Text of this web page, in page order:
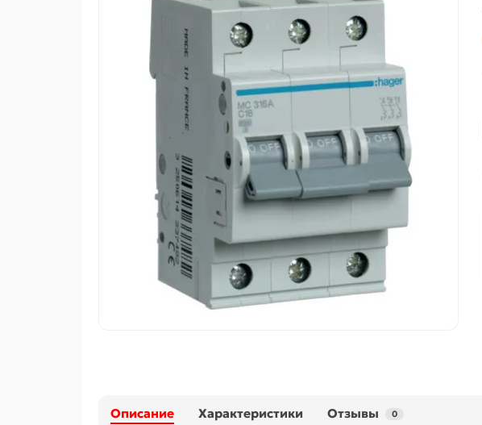
Описание Характеристики Отзывы 0